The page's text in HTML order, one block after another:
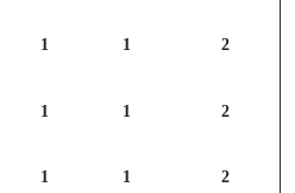
1 1 2
1 1 2
1 1 2